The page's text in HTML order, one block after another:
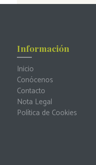
Información
Inicio
Conócenos
Contacto
Nota Legal
Política de Cookies